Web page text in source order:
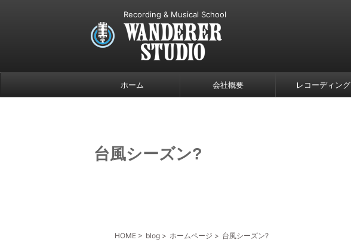
Recording & Musical School
ホーム 会社概要 レコーディング
台風シーズン?
HOME > blog > ホームページ > 台風シーズン?